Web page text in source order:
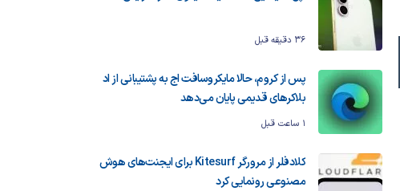
36 دقیقه قبل
پس از کروم، حالا مایکروسافت اج به پشتیبانی از اد
بلاکرهای قدیمی پایان می‌دهد
1 ساعت قبل
کلادفلر از مرورگر Kitesurf برای ایجنت‌های هوش
مصنوعی رونمایی کرد